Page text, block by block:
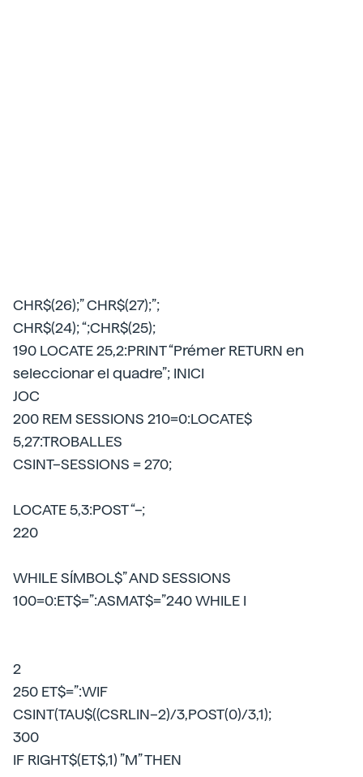
CHR$(26);” CHR$(27);”;
CHR$(24); “;CHR$(25);
190 LOCATE 25,2:PRINT “Prémer RETURN en
seleccionar el quadre”; INICI
JOC
200 REM SESSIONS 210=0:LOCATE$
5,27:TROBALLES
CSINT–SESSIONS = 270;
LOCATE 5,3:POST “–;
220
WHILE SÍMBOL$” AND SESSIONS
100=0:ET$=”:ASMAT$=”240 WHILE I
2
250 ET$=”:WIF
CSINT(TAU$((CSRLIN–2)/3,POST(0)/3,1);
300
IF RIGHT$(ET$,1) ”M” THEN